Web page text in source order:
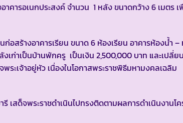
ารอเนกประสงค์ จำนวน 1 หลัง ขนาดกว้าง 6 เมตร เ
ร้างอาคารเรียน ขนาด 6 ห้องเรียน อาคารห้องน้ำ –
เก่าเป็นบ้านพักครู เป็นเงิน 2,500,000 บาท และเปลี่ย
ระเจ้าอยู่หัว เนื่องในโอกาสพระราชพิธีมหามงคลเฉลิม
เสด็จพระราชดำเนินไปทรงติดตามผลการดำเนินงานโ